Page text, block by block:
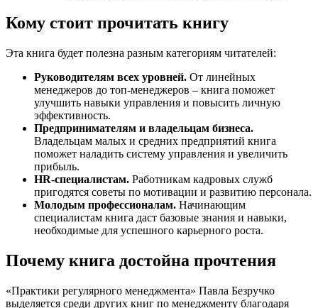
Кому стоит прочитать книгу
Эта книга будет полезна разным категориям читателей:
Руководителям всех уровней. От линейных
менеджеров до топ-менеджеров – книга поможет
улучшить навыки управления и повысить личную
эффективность.
Предпринимателям и владельцам бизнеса.
Владельцам малых и средних предприятий книга
поможет наладить систему управления и увеличить
прибыль.
HR-специалистам. Работникам кадровых служб
пригодятся советы по мотивации и развитию персонала.
Молодым профессионалам. Начинающим
специалистам книга даст базовые знания и навыки,
необходимые для успешного карьерного роста.
Почему книга достойна прочтения
«Практики регулярного менеджмента» Павла Безручко
выделяется среди других книг по менеджменту благодаря